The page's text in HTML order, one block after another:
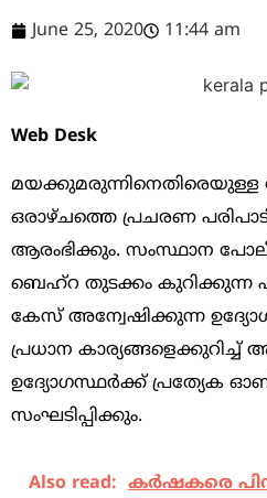
June 25, 2020 11:44 am
Web Desk
മയക്കുമരുന്നിനെതിരെയുള്ള
ഒരാഴ്ചത്തെ പ്രചരണ
ആരംഭിക്കും. സംസ്ഥാന
ബെഹ്റ തുടക്കം കുറിക്കുന്ന
കേസ് അന്വേഷിക്കുന്ന
പ്രധാന
ഉദ്യോഗസ്ഥര്‍ക്ക് പ്രത്യേക
സംഘടിപ്പിക്കും.
Also read: കര്‍ഷകരെ